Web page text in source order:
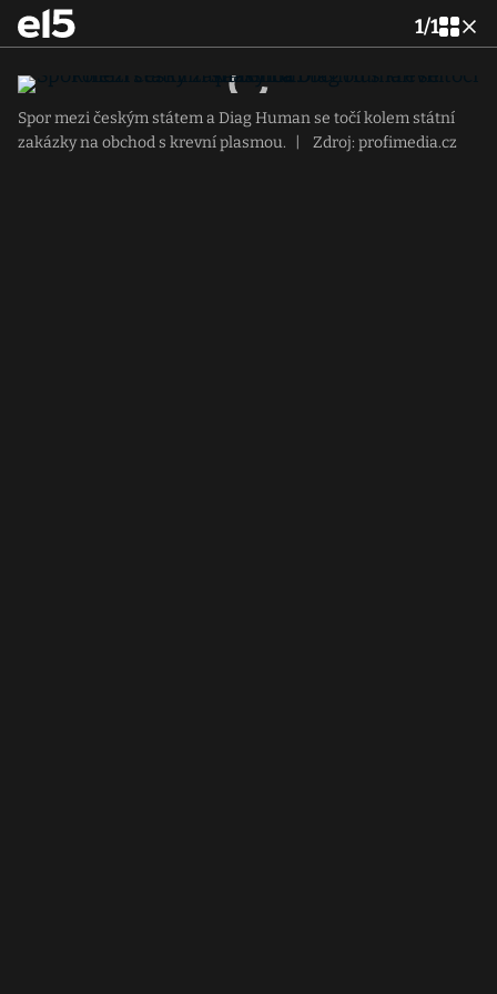
1/1
Spor mezi českým státem a Diag Human se točí kolem státní
zakázky na obchod s krevní plasmou.
Zdroj: profimedia.cz